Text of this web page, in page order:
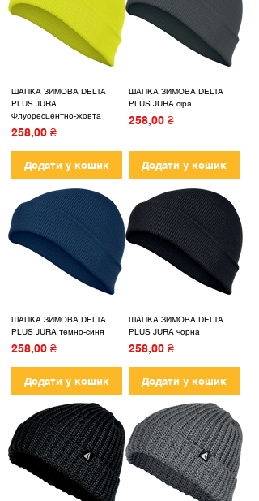
ШАПКА ЗИМОВА DELTA
PLUS JURA
Флуоресцентно-жовта
Ціна
258,00 ₴
Додати у кошик
ШАПКА ЗИМОВА DELTA
PLUS JURA сіра
Ціна
258,00 ₴
Додати у кошик
ШАПКА ЗИМОВА DELTA
PLUS JURA темно-синя
Ціна
258,00 ₴
Додати у кошик
ШАПКА ЗИМОВА DELTA
PLUS JURA чорна
Ціна
258,00 ₴
Додати у кошик